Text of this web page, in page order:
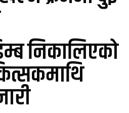
निकालिएको